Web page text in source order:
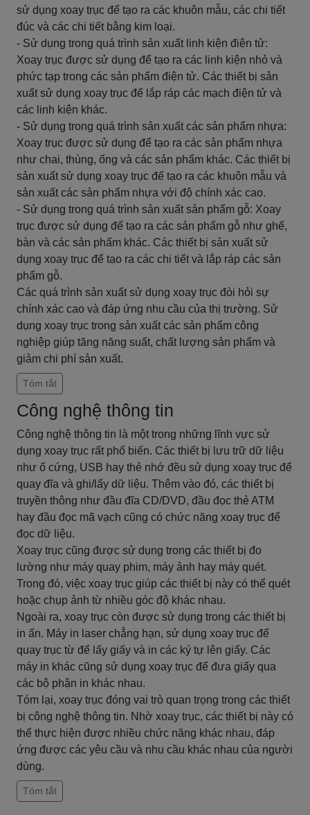
sử dụng xoay trục để tạo ra các khuôn mẫu, các chi tiết
đúc và các chi tiết bằng kim loại.
- Sử dụng trong quá trình sản xuất linh kiện điện tử:
Xoay trục được sử dụng để tạo ra các linh kiện nhỏ và
phức tạp trong các sản phẩm điện tử. Các thiết bị sản
xuất sử dụng xoay trục để lắp ráp các mạch điện tử và
các linh kiện khác.
- Sử dụng trong quá trình sản xuất các sản phẩm nhựa:
Xoay trục được sử dụng để tạo ra các sản phẩm nhựa
như chai, thùng, ống và các sản phẩm khác. Các thiết bị
sản xuất sử dụng xoay trục để tạo ra các khuôn mẫu và
sản xuất các sản phẩm nhựa với độ chính xác cao.
- Sử dụng trong quá trình sản xuất sản phẩm gỗ: Xoay
trục được sử dụng để tạo ra các sản phẩm gỗ như ghế,
bàn và các sản phẩm khác. Các thiết bị sản xuất sử
dụng xoay trục để tạo ra các chi tiết và lắp ráp các sản
phẩm gỗ.
Các quá trình sản xuất sử dụng xoay trục đòi hỏi sự
chính xác cao và đáp ứng nhu cầu của thị trường. Sử
dụng xoay trục trong sản xuất các sản phẩm công
nghiệp giúp tăng năng suất, chất lượng sản phẩm và
giảm chi phí sản xuất.
Tóm tắt
Công nghệ thông tin
Công nghệ thông tin là một trong những lĩnh vực sử
dụng xoay trục rất phổ biến. Các thiết bị lưu trữ dữ liệu
như ổ cứng, USB hay thẻ nhớ đều sử dụng xoay trục để
quay đĩa và ghi/lấy dữ liệu. Thêm vào đó, các thiết bị
truyền thông như đầu đĩa CD/DVD, đầu đọc thẻ ATM
hay đầu đọc mã vạch cũng có chức năng xoay trục để
đọc dữ liệu.
Xoay trục cũng được sử dụng trong các thiết bị đo
lường như máy quay phim, máy ảnh hay máy quét.
Trong đó, việc xoay trục giúp các thiết bị này có thể quét
hoặc chụp ảnh từ nhiều góc độ khác nhau.
Ngoài ra, xoay trục còn được sử dụng trong các thiết bị
in ấn. Máy in laser chẳng hạn, sử dụng xoay trục để
quay trục từ để lấy giấy và in các ký tự lên giấy. Các
máy in khác cũng sử dụng xoay trục để đưa giấy qua
các bộ phận in khác nhau.
Tóm lại, xoay trục đóng vai trò quan trọng trong các thiết
bị công nghệ thông tin. Nhờ xoay trục, các thiết bị này có
thể thực hiện được nhiều chức năng khác nhau, đáp
ứng được các yêu cầu và nhu cầu khác nhau của người
dùng.
Tóm tắt